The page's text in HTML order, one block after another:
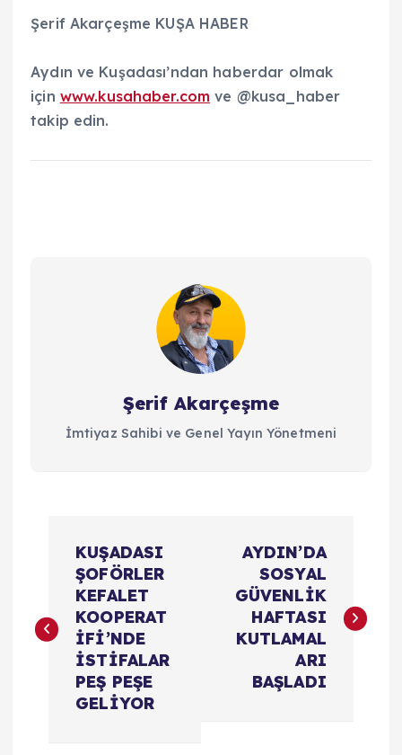
Şerif Akarçeşme KUŞA HABER
Aydın ve Kuşadası’ndan haberdar olmak
için www.kusahaber.com ve @kusa_haber
takip edin.
Şerif Akarçeşme
İmtiyaz Sahibi ve Genel Yayın Yönetmeni
ı
KUŞADASI
ŞOFÖRLER
KEFALET
KOOPERAT
İFİ’NDE
İSTİFALAR
PEŞ PEŞE
GELİYOR
AYDIN’DA
SOSYAL
GÜVENLİK
HAFTASI
KUTLAMAL
ARI
BAŞLADI